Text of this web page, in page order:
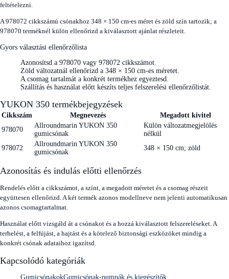
feltételezni.
A 978072 cikkszámú csónakhoz 348 × 150 cm-es méret és zöld szín tartozik; a
978070 terméknél külön ellenőrizd a kiválasztott ajánlat részleteit.
Gyors választási ellenőrzőlista
Azonosítsd a 978070 vagy 978072 cikkszámot.
Zöld változatnál ellenőrizd a 348 × 150 cm-es méretet.
A csomag tartalmát a konkrét termékhez egyeztesd.
Szállítás és használat előtt készíts teljes felszerelési ellenőrzőlistát.
YUKON 350 termékbejegyzések
Cikkszám Megnevezés
Megadott kivitel
978070
Allroundmarin YUKON 350
gumicsónak
Külön változatmegjelölés
nélkül
978072
Allroundmarin YUKON 350
gumicsónak
348 × 150 cm; zöld
Azonosítás és indulás előtti ellenőrzés
Rendelés előtt a cikkszámot, a színt, a megadott méretet és a csomag részeit
együttesen ellenőrizd. A két termék azonos modellneve nem jelenti automatikusan
azonos csomagtartalmat.
Használat előtt vizsgáld át a csónakot és a hozzá kiválasztott felszereléseket. A
terhelést, a felfújást, a hajtást és a kötelező biztonsági eszközöket mindig a
konkrét csónak adataihoz igazítsd.
Kapcsolódó kategóriák
GumicsónakokGumicsónak-pumpák és kiegészítők